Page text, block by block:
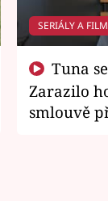
SERIÁLY A
Zarazilo
smlouvě